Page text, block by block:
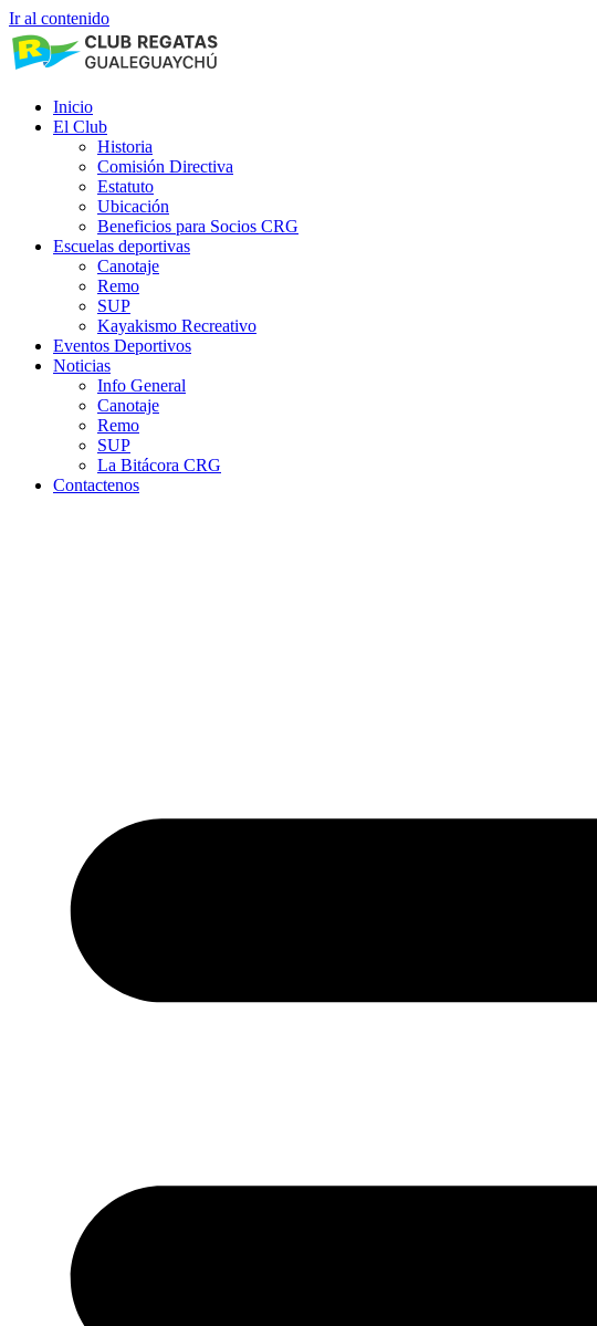
Ir al contenido
Inicio
El Club
Historia
Comisión Directiva
Estatuto
Ubicación
Beneficios para Socios CRG
Escuelas deportivas
Canotaje
Remo
SUP
Kayakismo Recreativo
Eventos Deportivos
Noticias
Info General
Canotaje
Remo
SUP
La Bitácora CRG
Contactenos